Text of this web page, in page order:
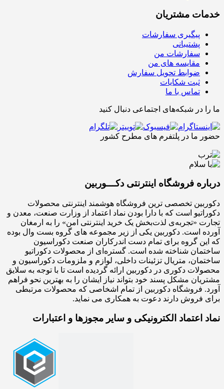
خدمات مشتریان
پیگیری سفارشات
پشتیبانی
سفارشات من
مقایسه های من
ضوابط تحویل سفارش
ثبت شکایات
تماس با ما
ما را در شبکه‌های اجتماعی دنبال کنید
حضور ما در پلتفرم های مطرح کشور
درباره فروشگاه اینترنتی دکـــوربین
دکوربین تخصصی ترین فروشگاه هوشمند اینترنتی محصولات
دکوراتیو است که با دارا بودن نماد اعتماد از وزارت صنعت، معدن و
تجارت «تجربه‌ی لذت‌بخش یک خرید اینترنتی امن» را به ارمغان
آورده است. دکوربین یکی از زیر مجموعه های گروه بست وال بوده
که این گروه برای تمام دست اندرکاران صنعت دکوراسیون
ساختمان شناخته شده است. گستره‌ای از محصولات دکوراتیو
ساختمان، متریال تزئینات داخلی، لوازم و ملزومات دکوراسیون و
محصولات دکوری در دکوربین ارائه گردیده است تا با توجه به سلایق
مشتریان مشکل پسند خود بتواند نیاز ایشان را به بهترین نحو فراهم
آورد. فروشگاه دکوربین از تمام اشخاصی که محصولات مرتبطی
برای فروش دارند دعوت به همکاری می نماید.
نماد اعتماد الکترونیکی و سایر مجوزها و اعتبارات